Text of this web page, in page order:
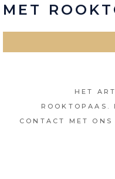
MET
HET
ROOKTOPAAS.
CONTACT MET